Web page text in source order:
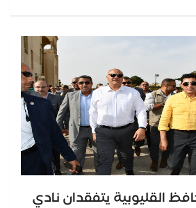
القليوبية يتفقدان نادي